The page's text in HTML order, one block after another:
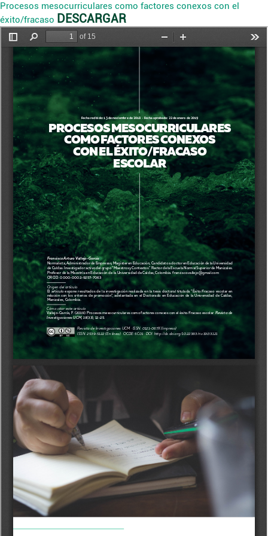
Procesos mesocurriculares como factores conexos con el
éxito/fracaso DESCARGAR